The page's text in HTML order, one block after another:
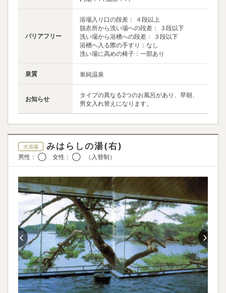
バリアフリー
浴場入り口の段差： ４段以上
脱衣所から洗い場への段差： ３段以下
洗い場から浴槽への段差： ３段以下
浴槽へ入る際の手すり：なし
洗い場に高めの椅子：一部あり
泉質 単純温泉
お知らせ
タイプの異なる2つのお風呂があり、早朝、
男女入れ替えになります。
大浴場 みはらしの湯(右)
男性： ◯ 女性： ◯ （入替制）